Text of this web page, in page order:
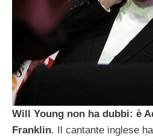
Will Young non ha dubbi: è
Franklin. Il cantante inglese ha